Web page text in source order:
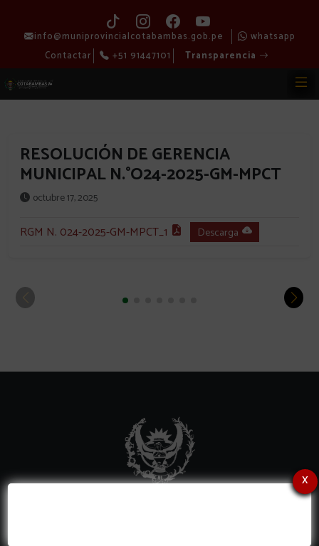
info@muniprovincialcotabambas.gob.pe
whatsapp
Contactar
+51 91447101 Transparencia
RESOLUCIÓN DE GERENCIA
MUNICIPAL N.°O24-2025-GM-MPCT
octubre 17, 2025
RGM N. 024-2025-GM-MPCT_1 Descarga
x